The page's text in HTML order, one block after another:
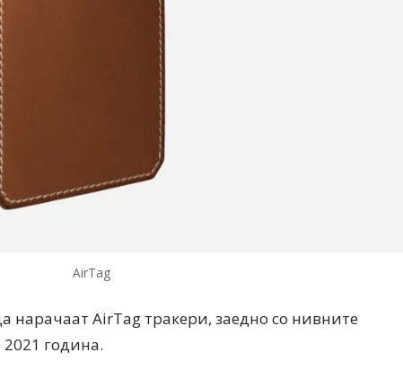
AirTag
нарачаат AirTag тракери, заедно со нивните
година.